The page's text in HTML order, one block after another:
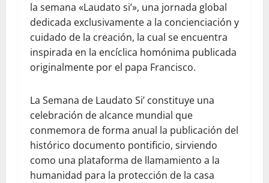
la semana «Laudato si’», una jornada global
dedicada exclusivamente a la concienciación y
cuidado de la creación, la cual se encuentra
inspirada en la encíclica homónima publicada
originalmente por el papa Francisco.
La Semana de Laudato Si’ constituye una
celebración de alcance mundial que
conmemora de forma anual la publicación del
histórico documento pontificio, sirviendo
como una plataforma de llamamiento a la
humanidad para la protección de la casa